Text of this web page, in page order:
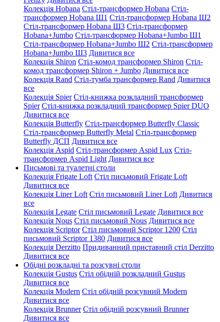
Колекція Hobana Стіл-трансформер Hobana Стіл-
трансформер Hobana Ш1 Стіл-трансформер Hobana Ш2
Стіл-трансформер Hobana Ш3 Стіл-трансформер
Hobana+Jumbo Стіл-трансформер Hobana+Jumbo Ш1
Стіл-трансформер Hobana+Jumbo Ш2 Стіл-трансформер
Hobana+Jumbo Ш3 Дивитися все
Колекція Shiron Стіл-комод трансформер Shiron Стіл-
комод трансформер Shiron + Jumbo Дивитися все
Колекція Rand Стіл-тумба трансформер Rand Дивитися
все
Колекція Spier Стіл-книжка розкладний трансформер
Spier Стіл-книжка розкладний трансформер Spier DUO
Дивитися все
Колекція Butterfly Стіл-трансформер Butterfly Classic
Стіл-трансформер Butterfly Metal Стіл-трансформер
Butterfly ДСП Дивитися все
Колекція Aspid Стіл-трансформер Aspid Lux Стіл-
трансформер Aspid Light Дивитися все
Письмові та туалетні столи
Колекція Frigate Loft Стіл письмовий Frigate Loft
Дивитися все
Колекція Liner Loft Стіл письмовий Liner Loft Дивитися
все
Колекція Legate Стіл письмовий Legate Дивитися все
Колекція Nous Стіл письмовий Nous Дивитися все
Колекція Scriptor Стіл письмовий Scriptor 1200 Стіл
письмовий Scriptor 1380 Дивитися все
Колекція Derzitto Придиванний приставний стіл Derzitto
Дивитися все
Обідні розкладні та розсувні столи
Колекція Gustus Стіл обідній розкладний Gustus
Дивитися все
Колекція Modern Стіл обідній розсувний Modern
Дивитися все
Колекція Brunner Стіл обідній розсувний Brunner
Дивитися все